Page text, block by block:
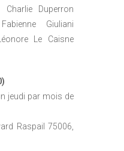
Charlie Duperron
Fabienne Giuliani
Le Caisne
jeudi par mois de
Raspail 75006,